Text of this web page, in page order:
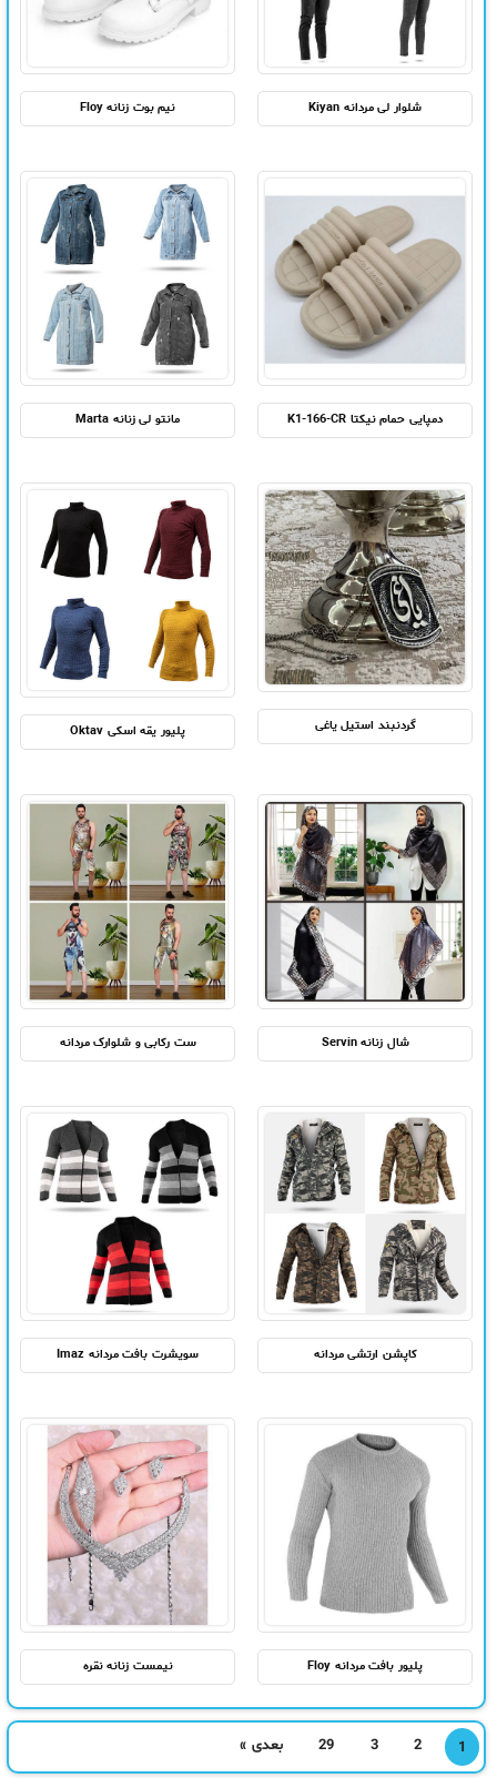
شلوار لی مردانه Kiyan نیم بوت زنانه Floy
دمپایی حمام نیکتا K1-166-CR مانتو لی زنانه Marta
گردنبند استیل یاغی پلیور یقه اسکی Oktav
شال زنانه Servin ست رکابی و شلوارک مردانه
کاپشن ارتشی مردانه سویشرت بافت مردانه Imaz
پلیور بافت مردانه Floy نیمست زنانه نقره
1
2
3
29 بعدی »